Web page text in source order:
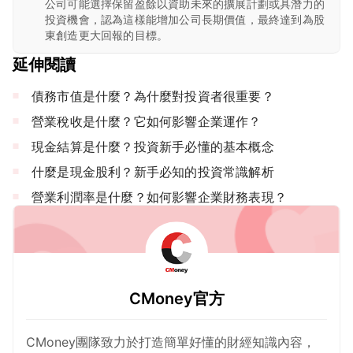
公司可能選擇保留盈餘以資助未來的擴展計劃或具潛力的
投資機會，認為這樣能增加公司長期價值，最終達到為股
東創造更大回報的目標。
延伸閱讀
債務市值是什麼？為什麼對投資者很重要？
營業稅收是什麼？它如何影響企業運作？
現金結算是什麼？投資新手必懂的基本概念
什麼是現金股利？新手必知的投資常識解析
營業利潤率是什麼？如何影響企業財務表現？
CMoney官方
CMoney團隊致力於打造簡單好懂的財經知識內容，